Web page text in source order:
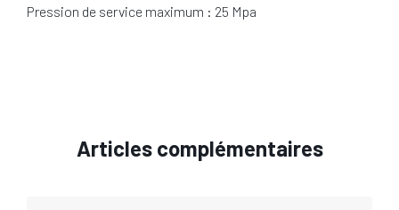
Pression de service maximum : 25 Mpa
Articles complémentaires